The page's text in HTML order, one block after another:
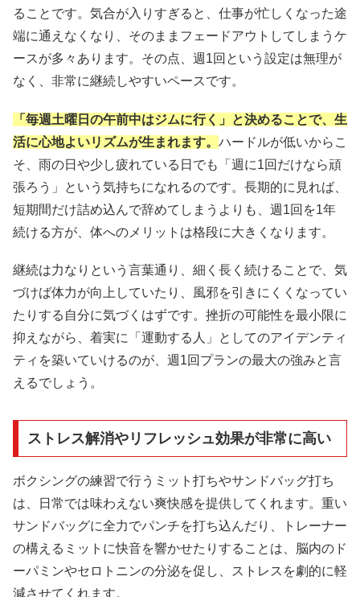
ることです。気合が入りすぎると、仕事が忙しくなった途
端に通えなくなり、そのままフェードアウトしてしまうケ
ースが多々あります。その点、週1回という設定は無理が
なく、非常に継続しやすいペースです。
「毎週土曜日の午前中はジムに行く」と決めることで、生
活に心地よいリズムが生まれます。 ハードルが低いからこ
そ、雨の日や少し疲れている日でも「週に1回だけなら頑
張ろう」という気持ちになれるのです。長期的に見れば、
短期間だけ詰め込んで辞めてしまうよりも、週1回を1年
続ける方が、体へのメリットは格段に大きくなります。
継続は力なりという言葉通り、細く長く続けることで、気
づけば体力が向上していたり、風邪を引きにくくなってい
たりする自分に気づくはずです。挫折の可能性を最小限に
抑えながら、着実に「運動する人」としてのアイデンティ
ティを築いていけるのが、週1回プランの最大の強みと言
えるでしょう。
ストレス解消やリフレッシュ効果が非常に高い
ボクシングの練習で行うミット打ちやサンドバッグ打ち
は、日常では味わえない爽快感を提供してくれます。重い
サンドバッグに全力でパンチを打ち込んだり、トレーナー
の構えるミットに快音を響かせたりすることは、脳内のド
ーパミンやセロトニンの分泌を促し、ストレスを劇的に軽
減させてくれます。